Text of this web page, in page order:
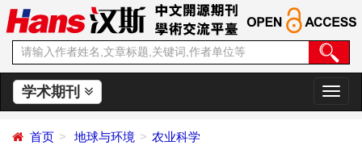
学术期刊
切
换
首页 地球与环境 农业科学